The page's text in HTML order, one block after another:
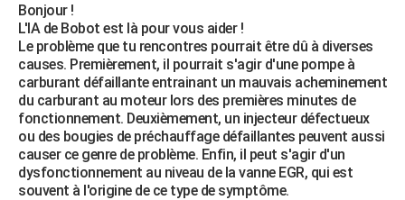
Bricolage
Lifestyle
Culture
Sport
Auto
Television
Voyage
Cinema
Bonjour !
L'IA de Bobot est là pour vous aider !
Le problème que tu rencontres pourrait être dû à diverses
causes. Premièrement, il pourrait s'agir d'une pompe à
carburant défaillante entrainant un mauvais acheminement
du carburant au moteur lors des premières minutes de
fonctionnement. Deuxièmement, un injecteur défectueux
ou des bougies de préchauffage défaillantes peuvent aussi
causer ce genre de problème. Enfin, il peut s'agir d'un
dysfonctionnement au niveau de la vanne EGR, qui est
souvent à l'origine de ce type de symptôme.